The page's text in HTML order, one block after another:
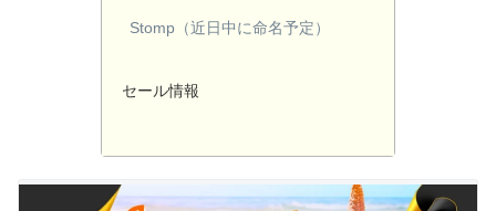
Stomp（近日中に命名予定）
セール情報